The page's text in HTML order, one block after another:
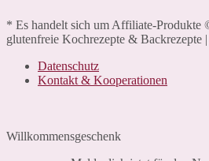
* Es handelt sich um Affiliate-Produkte
glutenfreie Kochrezepte & Backrezepte
Datenschutz
Kontakt & Kooperationen
Willkommensgeschenk